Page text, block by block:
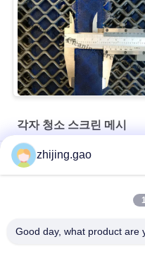
각자 청소 스크린 메시
실리카 모래 세척용 셰이커 자
zhijing.gao
Good day, what product are